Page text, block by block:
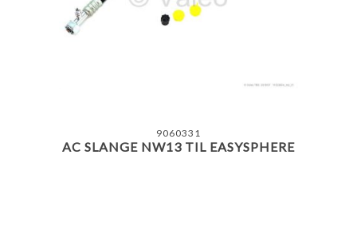
9060331
AC SLANGE NW13 TIL EASYSPHERE